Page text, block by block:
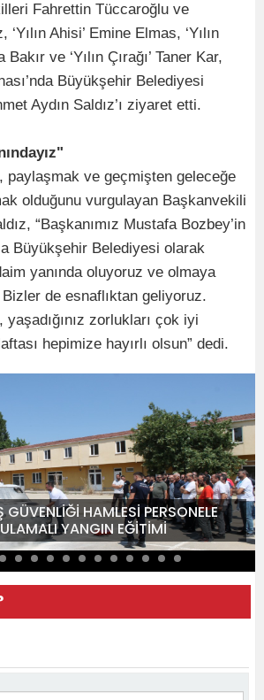
Fahrettin Tüccaroğlu ve
Ahisi’ Emine Elmas, ‘Yılın
Bakır ve ‘Yılın Çırağı’ Taner Kar,
Büyükşehir Belediyesi
Aydın Saldız’ı ziyaret etti.
paylaşmak ve geçmişten geleceğe
olduğunu vurgulayan Başkanvekili
“Başkanımız Mustafa Bozbey’in
Büyükşehir Belediyesi olarak
yanında oluyoruz ve olmaya
de esnaflıktan geliyoruz.
zorlukları çok iyi
hepimize hayırlı olsun” dedi.
GÜVENLİĞİ HAMLESİ PERSONELE
YANGIN EĞİTİMİ